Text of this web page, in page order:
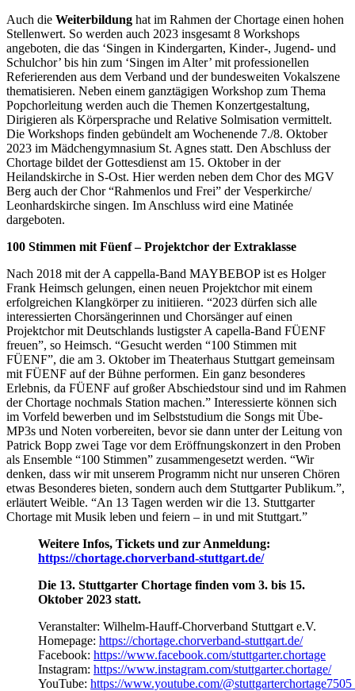
Auch die Weiterbildung hat im Rahmen der Chortage einen hohen
Stellenwert. So werden auch 2023 insgesamt 8 Workshops
angeboten, die das ‘Singen in Kindergarten, Kinder-, Jugend- und
Schulchor’ bis hin zum ‘Singen im Alter’ mit professionellen
Referierenden aus dem Verband und der bundesweiten Vokalszene
thematisieren. Neben einem ganztägigen Workshop zum Thema
Popchorleitung werden auch die Themen Konzertgestaltung,
Dirigieren als Körpersprache und Relative Solmisation vermittelt.
Die Workshops finden gebündelt am Wochenende 7./8. Oktober
2023 im Mädchengymnasium St. Agnes statt. Den Abschluss der
Chortage bildet der Gottesdienst am 15. Oktober in der
Heilandskirche in S-Ost. Hier werden neben dem Chor des MGV
Berg auch der Chor “Rahmenlos und Frei” der Vesperkirche/
Leonhardskirche singen. Im Anschluss wird eine Matinée
dargeboten.
100 Stimmen mit Füenf – Projektchor der Extraklasse
Nach 2018 mit der A cappella-Band MAYBEBOP ist es Holger
Frank Heimsch gelungen, einen neuen Projektchor mit einem
erfolgreichen Klangkörper zu initiieren. “2023 dürfen sich alle
interessierten Chorsängerinnen und Chorsänger auf einen
Projektchor mit Deutschlands lustigster A capella-Band FÜENF
freuen”, so Heimsch. “Gesucht werden “100 Stimmen mit
FÜENF”, die am 3. Oktober im Theaterhaus Stuttgart gemeinsam
mit FÜENF auf der Bühne performen. Ein ganz besonderes
Erlebnis, da FÜENF auf großer Abschiedstour sind und im Rahmen
der Chortage nochmals Station machen.” Interessierte können sich
im Vorfeld bewerben und im Selbststudium die Songs mit Übe-
MP3s und Noten vorbereiten, bevor sie dann unter der Leitung von
Patrick Bopp zwei Tage vor dem Eröffnungskonzert in den Proben
als Ensemble “100 Stimmen” zusammengesetzt werden. “Wir
denken, dass wir mit unserem Programm nicht nur unseren Chören
etwas Besonderes bieten, sondern auch dem Stuttgarter Publikum.”,
erläutert Weible. “An 13 Tagen werden wir die 13. Stuttgarter
Chortage mit Musik leben und feiern – in und mit Stuttgart.”
Weitere Infos, Tickets und zur Anmeldung:
https://chortage.chorverband-stuttgart.de/
Die 13. Stuttgarter Chortage finden vom 3. bis 15.
Oktober 2023 statt.
Veranstalter: Wilhelm-Hauff-Chorverband Stuttgart e.V.
Homepage: https://chortage.chorverband-stuttgart.de/
Facebook: https://www.facebook.com/stuttgarter.chortage
Instagram: https://www.instagram.com/stuttgarter.chortage/
YouTube: https://www.youtube.com/@stuttgarterchortage7505